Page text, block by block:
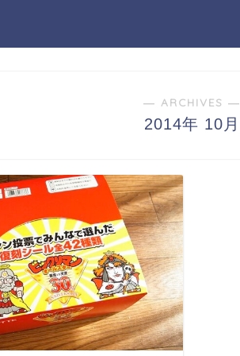
― ARCHIVES ―
2014年 10月